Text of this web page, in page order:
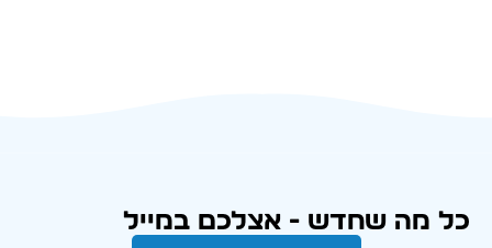
כל מה שחדש - אצלכם במייל